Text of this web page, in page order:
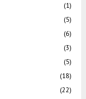
(1)
(5)
(6)
(3)
(5)
(18)
(22)